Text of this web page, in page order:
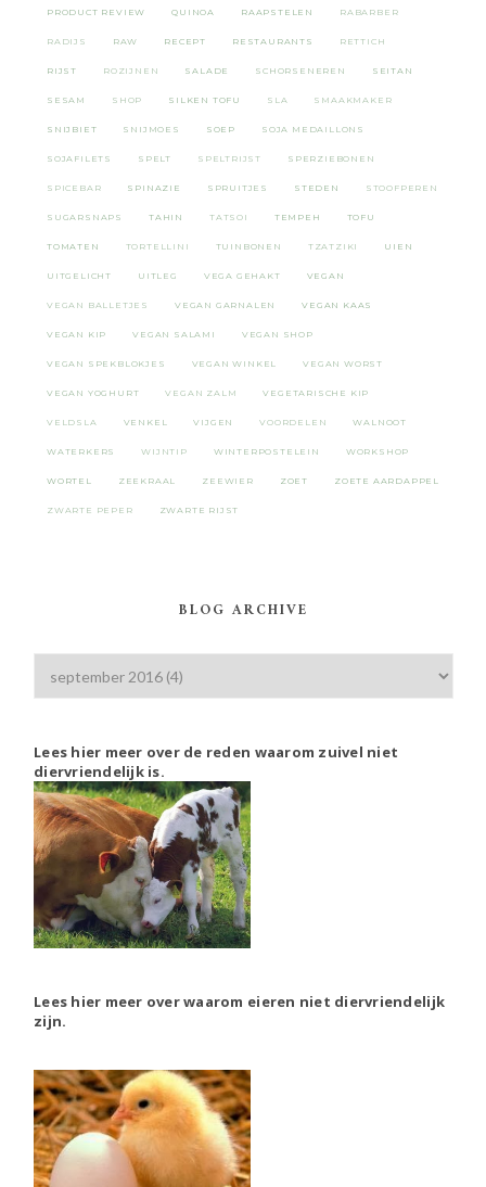
PRODUCT REVIEW QUINOA RAAPSTELEN RABARBER
RADIJS RAW RECEPT RESTAURANTS RETTICH
RIJST ROZIJNEN SALADE SCHORSENEREN SEITAN
SESAM SHOP SILKEN TOFU SLA SMAAKMAKER
SNIJBIET SNIJMOES SOEP SOJA MEDAILLONS
SOJAFILETS SPELT SPELTRIJST SPERZIEBONEN
SPICEBAR SPINAZIE SPRUITJES STEDEN STOOFPEREN
SUGARSNAPS TAHIN TATSOI TEMPEH TOFU
TOMATEN TORTELLINI TUINBONEN TZATZIKI UIEN
UITGELICHT UITLEG VEGA GEHAKT VEGAN
VEGAN BALLETJES VEGAN GARNALEN VEGAN KAAS
VEGAN KIP VEGAN SALAMI VEGAN SHOP
VEGAN SPEKBLOKJES VEGAN WINKEL VEGAN WORST
VEGAN YOGHURT VEGAN ZALM VEGETARISCHE KIP
VELDSLA VENKEL VIJGEN VOORDELEN WALNOOT
WATERKERS WIJNTIP WINTERPOSTELEIN WORKSHOP
WORTEL ZEEKRAAL ZEEWIER ZOET ZOETE AARDAPPEL
ZWARTE PEPER ZWARTE RIJST
BLOG ARCHIVE
Lees hier meer over de reden waarom zuivel niet
diervriendelijk is.
Lees hier meer over waarom eieren niet diervriendelijk
zijn.